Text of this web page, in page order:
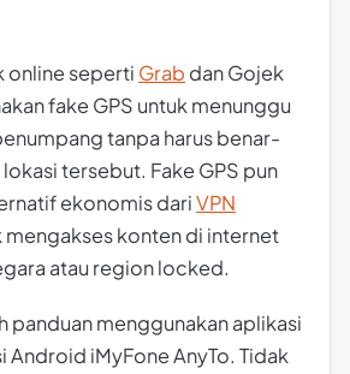
online seperti Grab dan Gojek
fake GPS untuk menunggu
tanpa harus benar-
tersebut. Fake GPS pun
ekonomis dariVPN
mengakses konten di internet
atau region locked.
panduan menggunakan aplikasi
iMyFone AnyTo. Tidak